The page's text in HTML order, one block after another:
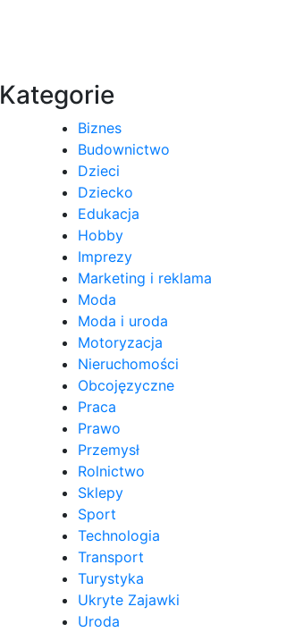
Kategorie
Biznes
Budownictwo
Dzieci
Dziecko
Edukacja
Hobby
Imprezy
Marketing i reklama
Moda
Moda i uroda
Motoryzacja
Nieruchomości
Obcojęzyczne
Praca
Prawo
Przemysł
Rolnictwo
Sklepy
Sport
Technologia
Transport
Turystyka
Ukryte Zajawki
Uroda